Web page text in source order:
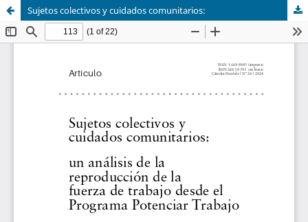
Sujetos colectivos y cuidados comunitarios: